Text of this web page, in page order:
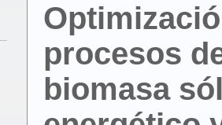
procesos
biomasa